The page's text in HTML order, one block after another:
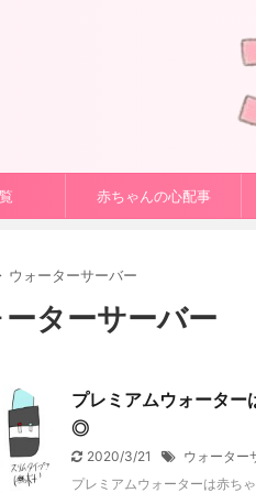
赤ちゃんの心配事
ウォーターサーバー
ーターサーバー
プレミアムウォーター
◎
2020/3/21 ウォーター
プレミアムウォーターは赤ち